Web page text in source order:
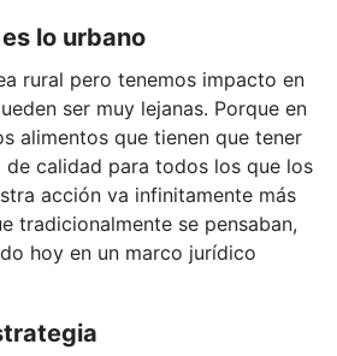
lo urbano
rural pero tenemos impacto en
ser muy lejanas. Porque en
alimentos que tienen que tener
calidad para todos los que los
acción va infinitamente más
tradicionalmente se pensaban,
hoy en un marco jurídico